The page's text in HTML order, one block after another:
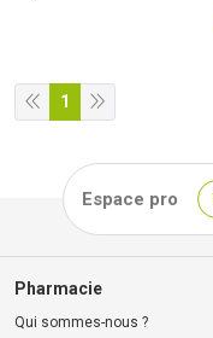
1
Espace pro
Pharmacie
Qui sommes-nous ?